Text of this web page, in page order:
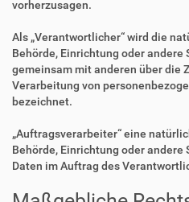
vorherzusagen.
Als „Verantwortlicher“ wird die
Behörde, Einrichtung oder andere
gemeinsam mit anderen über die
Verarbeitung von
bezeichnet.
„Auftragsverarbeiter“ eine
Behörde, Einrichtung oder
Daten im Auftrag des